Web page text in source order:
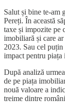
Salut și bine te-am
Pereți. În această
taxe și impozite pe
imobiliară și care
2023. Sau cel
impact pentru piața
După analiză
de pe piața
nouă valoare a
treime dintre